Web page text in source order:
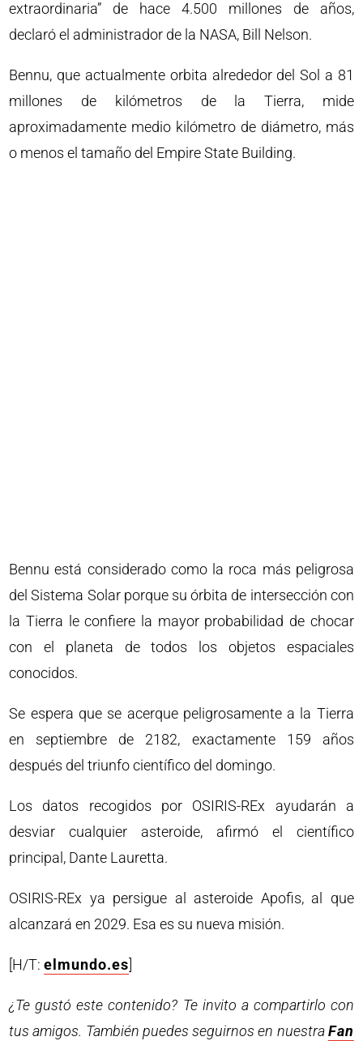
extraordinaria” de hace 4.500 millones de años,
declaró el administrador de la NASA, Bill Nelson.
Bennu, que actualmente orbita alrededor del Sol a 81
millones de kilómetros de la Tierra, mide
aproximadamente medio kilómetro de diámetro, más
o menos el tamaño del Empire State Building.
Bennu está considerado como la roca más peligrosa
del Sistema Solar porque su órbita de intersección con
la Tierra le confiere la mayor probabilidad de chocar
con el planeta de todos los objetos espaciales
conocidos.
Se espera que se acerque peligrosamente a la Tierra
en septiembre de 2182, exactamente 159 años
después del triunfo científico del domingo.
Los datos recogidos por OSIRIS-REx ayudarán a
desviar cualquier asteroide, afirmó el científico
principal, Dante Lauretta.
OSIRIS-REx ya persigue al asteroide Apofis, al que
alcanzará en 2029. Esa es su nueva misión.
[H/T:elmundo.es
¿Te gustó este contenido? Te invito a compartirlo con
tus amigos. También puedes seguirnos en nuestraFan